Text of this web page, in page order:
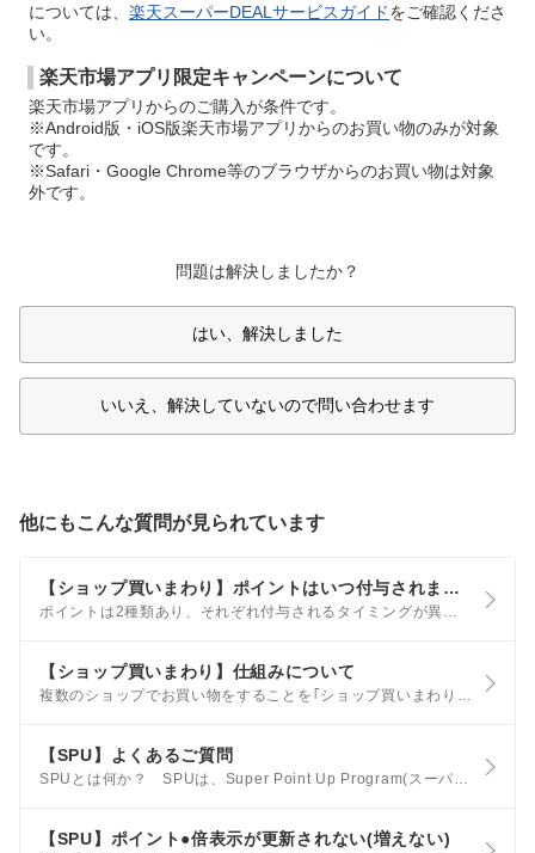
については、 楽天スーパーDEALサービスガイドをご確認くださ
い。
楽天市場アプリ限定キャンペーンについて
楽天市場アプリからのご購入が条件です。
※Android版・iOS版楽天市場アプリからのお買い物のみが対象
です。
※Safari・Google Chrome等のブラウザからのお買い物は対象
外です。
問題は解決しましたか？
はい、解決しました
いいえ、解決していないので問い合わせます
他にもこんな質問が見られています
【ショップ買いまわり】ポイントはいつ付与されますか？また、ポイントに上限はありますか？
ポイントは2種類あり、それぞれ付与されるタイミングが異なります。 通常購入1倍分・各ショップ個別アップ分のポイント お買い物翌日に｢獲得予定ポイント｣状態となり、20日後に｢利用可能ポイント｣として楽天PointClubへ反映され、ポイントがご利用できる状態になります。
【ショップ買いまわり】仕組みについて
複数のショップでお買い物をすることを｢ショップ買いまわり｣といいます。 楽天市場では、この｢ショップ買いまわり｣の件数に応じて、ポイントアップするキャンペーン(お買い物マラソン、楽天スーパーSALE等)がございます。
【SPU】よくあるご質問
SPUとは何か？ SPUは、Super Point Up Program(スーパーポイントアッププログラム)の略で、楽天の各サービスを使うことで、ポイント倍率があがるお得なプログラムです。 当月中に各サービスの条件を達成した場合、当月の1日から末日までの楽天市場でのお買い物がポイントアップ対象になります。
【SPU】ポイント●倍表示が更新されない(増えない)